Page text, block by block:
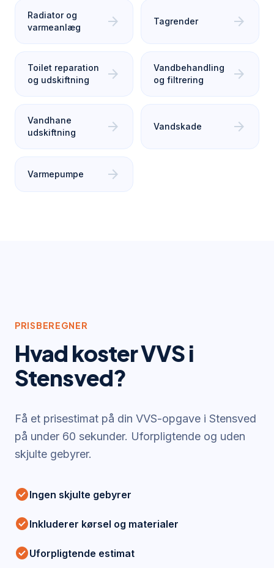
Radiator og
varmeanlæg
arrow_forward Tagrender arrow_forward
Toilet reparation
og udskiftning
arrow_forward
Vandbehandling
og filtrering
arrow_forward
Vandhane
udskiftning
arrow_forward Vandskade arrow_forward
Varmepumpe arrow_forward
PRISBEREGNER
Hvad koster VVS i
Stensved?
Få et prisestimat på din VVS-opgave i Stensved
på under 60 sekunder. Uforpligtende og uden
skjulte gebyrer.
check_circleIngen skjulte gebyrer
check_circleInkluderer kørsel og materialer
check_circleUforpligtende estimat